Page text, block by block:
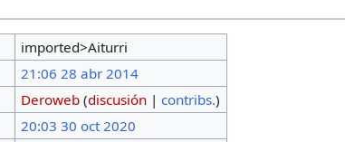
imported>Aiturri
21:06 28 abr 2014
Deroweb (discusión |contribs.)
20:03 30 oct 2020